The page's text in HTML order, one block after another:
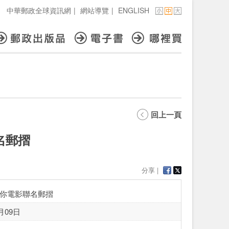
中華郵政全球資訊網 | 網站導覽 | ENGLISH
回上一頁
郵摺
分享 |
電影聯名郵摺
09日